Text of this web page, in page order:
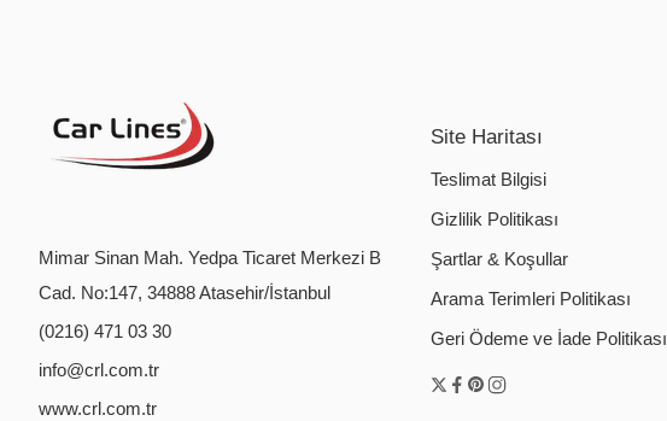
Mimar Sinan Mah. Yedpa Ticaret Merkezi B
Cad. No:147, 34888 Atasehir/İstanbul
(0216) 471 03 30
info@crl.com.tr
www.crl.com.tr
Site Haritası
Teslimat Bilgisi
Gizlilik Politikası
Şartlar & Koşullar
Arama Terimleri Politikası
Geri Ödeme ve İade Politikası